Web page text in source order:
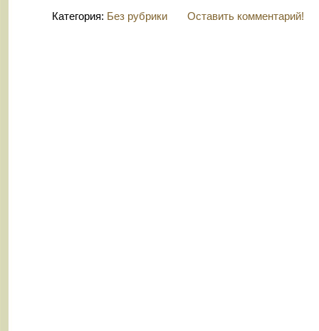
Категория: Без рубрики Оставить комментарий!